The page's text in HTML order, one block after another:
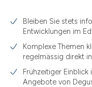
Bleiben Sie stets
Entwicklungen im
Komplexe Themen
regelmässig direkt
Frühzeitiger
Angebote von